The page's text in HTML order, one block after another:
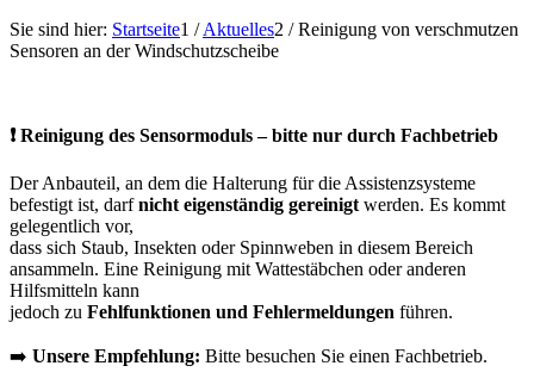
Sie sind hier: Startseite1 / Aktuelles2 / Reinigung von verschmutzen
Sensoren an der Windschutzscheibe
❗Reinigung des Sensormoduls – bitte nur durch Fachbetrieb
Der Anbauteil, an dem die Halterung für die Assistenzsysteme
befestigt ist, darfnicht eigenständig gereinigt werden. Es kommt
gelegentlich vor,
dass sich Staub, Insekten oder Spinnweben in diesem Bereich
ansammeln. Eine Reinigung mit Wattestäbchen oder anderen
Hilfsmitteln kann
jedoch zu Fehlfunktionen und Fehlermeldungen führen.
➡️ Unsere Empfehlung: Bitte besuchen Sie einen Fachbetrieb.